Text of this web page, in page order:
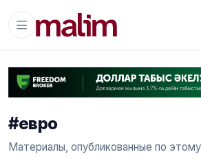
#евро
Материалы, опубликованные по этому